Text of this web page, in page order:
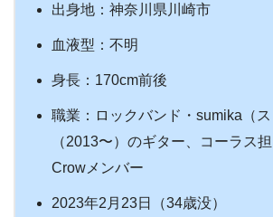
出身地：神奈川県川崎市
血液型：不明
身長：170cm前後
職業：ロックバンド・sumika（ス
（2013〜）のギター、コーラス
Crowメンバー
2023年2月23日（34歳没）